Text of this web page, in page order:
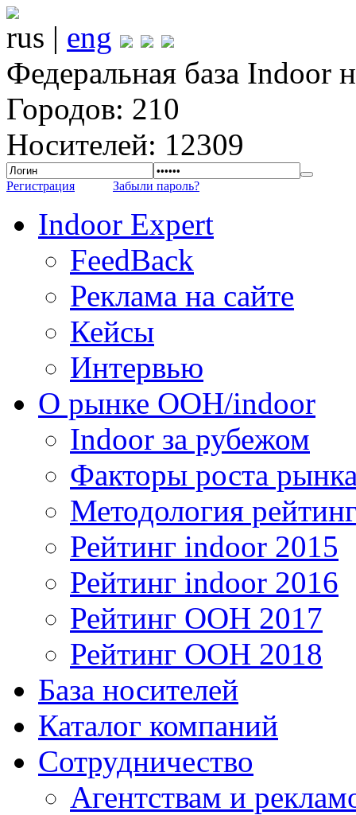
rus | eng
Федеральная база Indoor
Городов: 210
Носителей: 12309
Регистрация Забыли пароль?
Indoor Expert
FeedBack
Реклама на сайте
Кейсы
Интервью
О рынке OOH/indoor
Indoor за рубежом
Факторы роста
Методология
Рейтинг indoor 2015
Рейтинг indoor 2016
Рейтинг OOH 2017
Рейтинг OOH 2018
База носителей
Каталог компаний
Сотрудничество
Агентствам и